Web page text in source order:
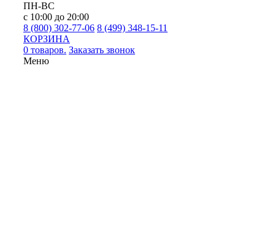
ПН-ВС
с 10:00 до 20:00
8 (800) 302-77-06 8 (499) 348-15-11
КОРЗИНА
0 товаров. Заказать звонок
Меню